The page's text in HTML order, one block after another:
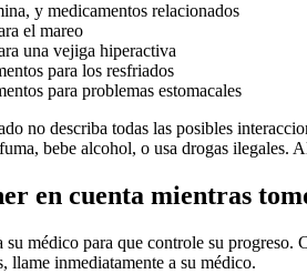
y medicamentos relacionados
el mareo
una vejiga hiperactiva
para los resfriados
para problemas estomacales
no describa todas las posibles
bebe alcohol, o usa drogas ilegales.
en cuenta mientras
médico para que controle su
llame inmediatamente a su médico.